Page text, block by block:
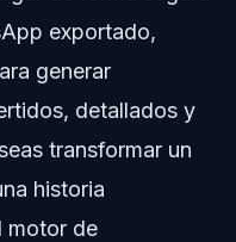
exportado,
generar
detallados y
transformar un
historia
motor de